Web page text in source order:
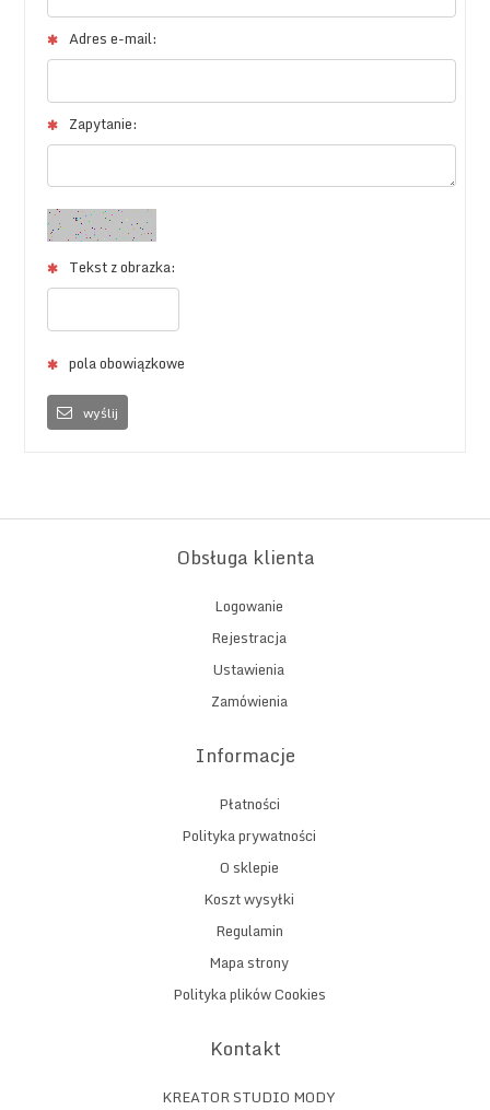
Adres e-mail:
Zapytanie:
Tekst z obrazka:
pola obowiązkowe
wyślij
Obsługa klienta
Logowanie
Rejestracja
Ustawienia
Zamówienia
Informacje
Płatności
Polityka prywatności
O sklepie
Koszt wysyłki
Regulamin
Mapa strony
Polityka plików Cookies
Kontakt
KREATOR STUDIO MODY